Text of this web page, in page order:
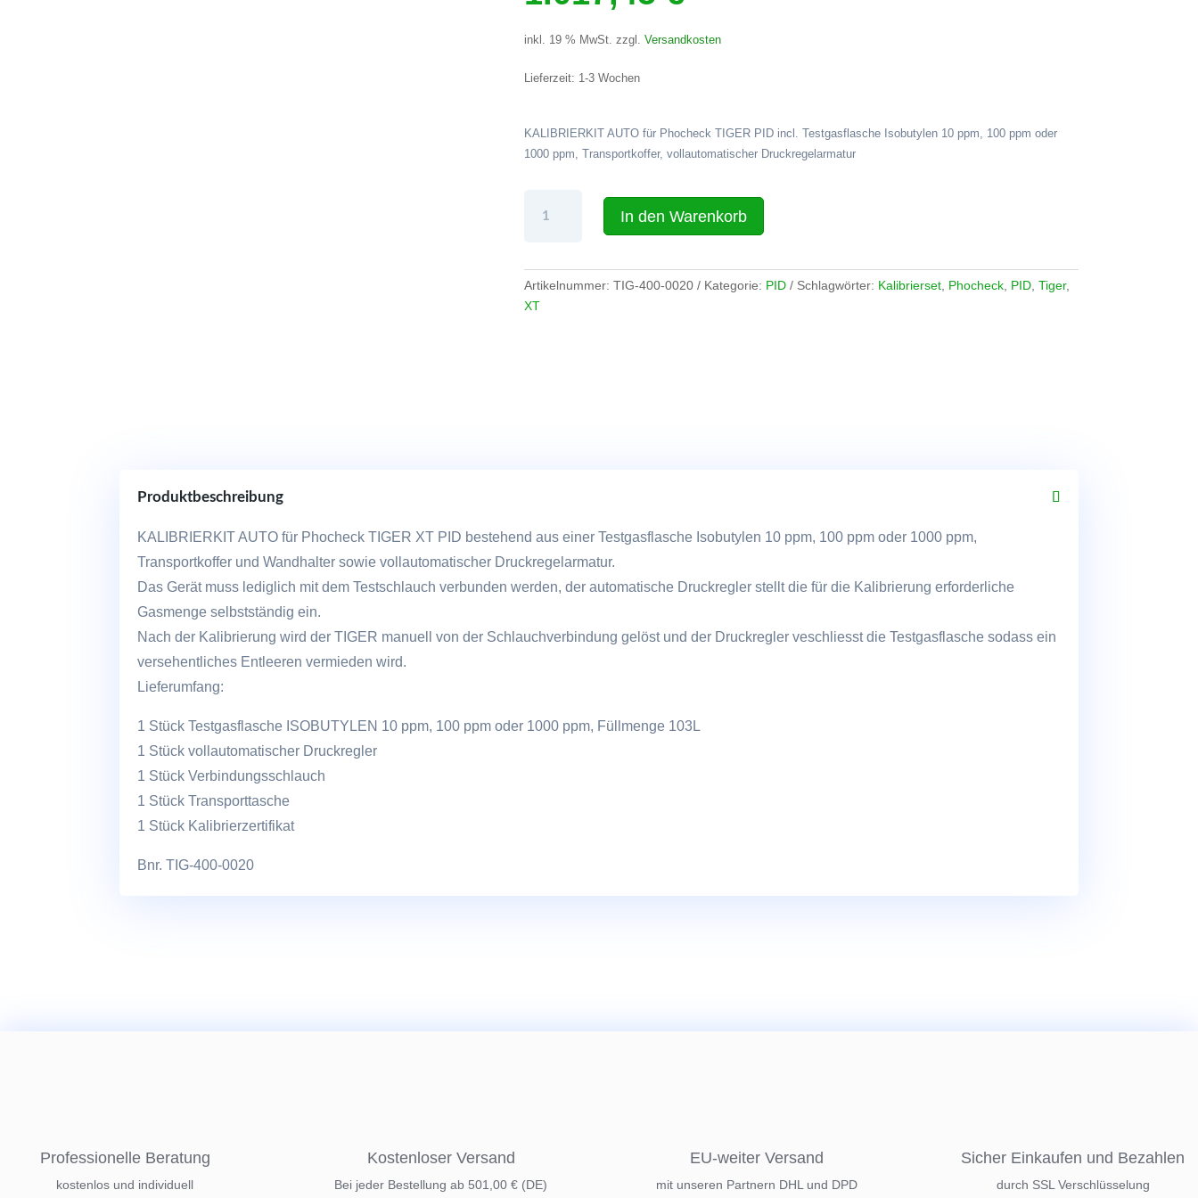
inkl. 19 % MwSt. zzgl.Versandkosten
Lieferzeit: 1-3 Wochen
KALIBRIERKIT AUTO für Phocheck TIGER PID incl. Testgasflasche Isobutylen 10 ppm, 100 ppm oder
1000 ppm, Transportkoffer, vollautomatischer Druckregelarmatur
Auto
Tiger
Menge
In den Warenkorb
Artikelnummer:TIG-400-0020 Kategorie: PID Schlagwörter: Kalibrierset Phocheck PID ,Tiger,
XT
Produktbeschreibung
KALIBRIERKIT AUTO für Phocheck TIGER XT PID bestehend aus einer Testgasflasche Isobutylen 10 ppm, 100 ppm oder 1000 ppm,
Transportkoffer und Wandhalter sowie vollautomatischer Druckregelarmatur.
Das Gerät muss lediglich mit dem Testschlauch verbunden werden, der automatische Druckregler stellt die für die Kalibrierung erforderliche
Gasmenge selbstständig ein.
Nach der Kalibrierung wird der TIGER manuell von der Schlauchverbindung gelöst und der Druckregler veschliesst die Testgasflasche sodass ein
versehentliches Entleeren vermieden wird.
Lieferumfang:
1 Stück Testgasflasche ISOBUTYLEN 10 ppm, 100 ppm oder 1000 ppm, Füllmenge 103L
1 Stück vollautomatischer Druckregler
1 Stück Verbindungsschlauch
1 Stück Transporttasche
1 Stück Kalibrierzertifikat
Bnr. TIG-400-0020
Professionelle Beratung
kostenlos und individuell
Kostenloser Versand
Bei jeder Bestellung ab 501,00 € (DE)
EU-weiter Versand
mit unseren Partnern DHL und DPD
Sicher Einkaufen und Bezahlen
durch SSL Verschlüsselung